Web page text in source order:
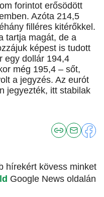
forintot erősödött
Azóta 214,5
filléres kitérőkkel.
tartja magát, de a
képest is tudott
egy dollár 194,4
még 195,4 – sőt,
a jegyzés. Az eurót
jegyezték, itt stabilak
hírekért kövess minket
Google News oldalán